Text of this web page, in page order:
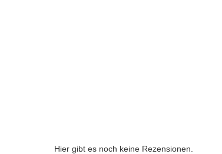
Hier gibt es noch keine Rezensionen.